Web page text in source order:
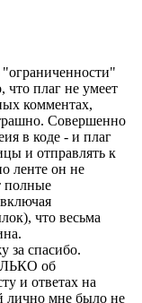
"ограниченности"
плаг не умеет
комментах,
Совершенно
в коде - и плаг
и отправлять к
ленте он не
полные
что весьма
за спасибо.
об
и ответах на
лично мне было не